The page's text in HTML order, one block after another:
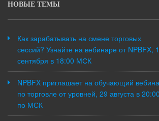
НОВЫЕ ТЕМЫ
Как зарабатывать на смене торговых
сессий? Узнайте на вебинаре от NPBFX,
сентября в 18:00 МСК
NPBFX приглашает на обучающий
по торговле от уровней, 29 августа в 20:00
по МСК